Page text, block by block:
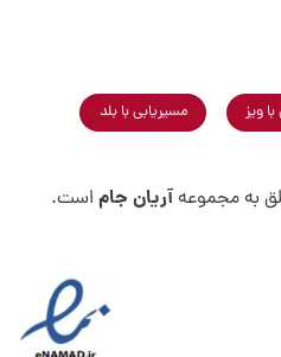
ویز مسیریابی با بلد
به مجموعهآریان جام است.